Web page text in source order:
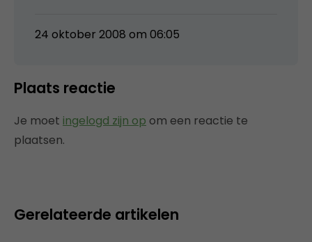
24 oktober 2008 om 06:05
Plaats reactie
Je moet ingelogd zijn op om een reactie te
plaatsen.
Gerelateerde artikelen